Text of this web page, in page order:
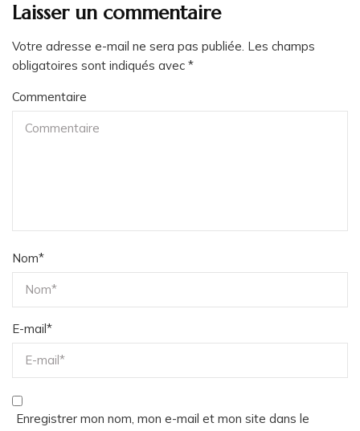
Laisser un commentaire
Votre adresse e-mail ne sera pas publiée. Les champs
obligatoires sont indiqués avec *
Commentaire
Nom*
E-mail *
Enregistrer mon nom, mon e-mail et mon site dans le